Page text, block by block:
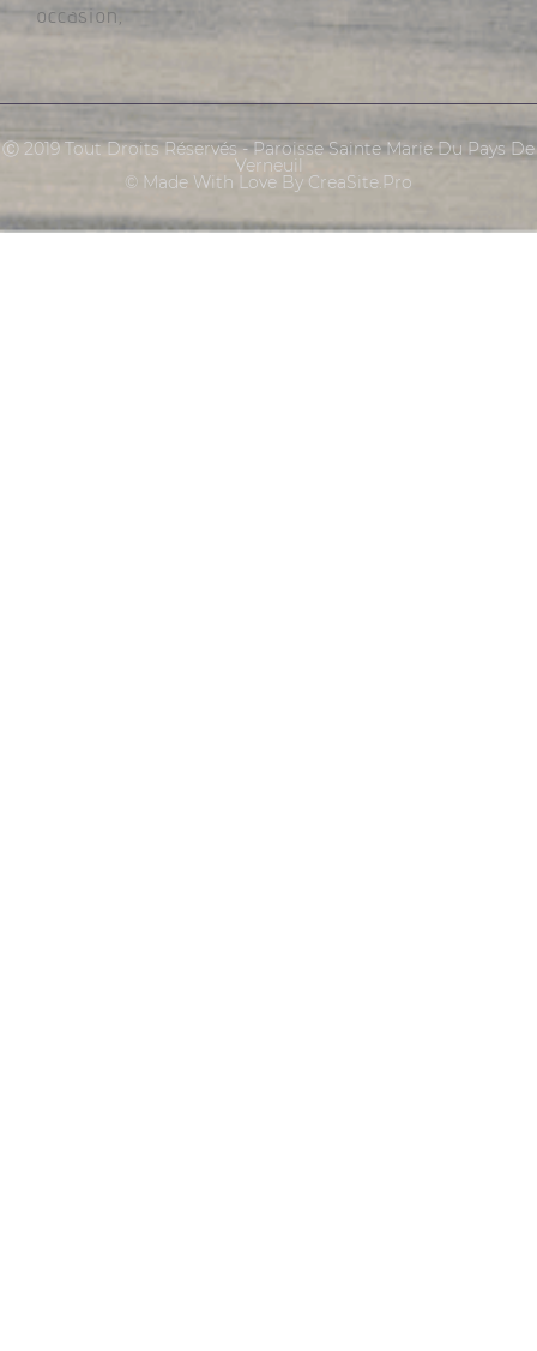
occasion,
Ⓒ 2019 Tout Droits Réservés - Paroisse Sainte Marie Du Pays De
Verneuil
© Made With Love By CreaSite.Pro